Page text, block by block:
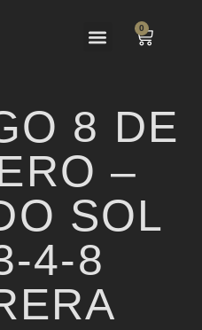
0
8 DE
–
SOL
4-8